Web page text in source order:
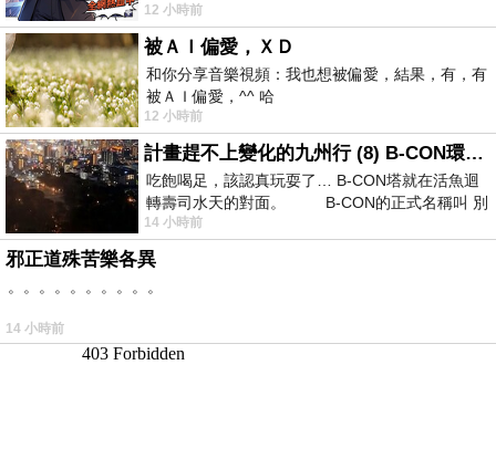
卡爾頓酒店的總統套房內，燈光昏
12 小時前
被ＡＩ偏愛，ＸＤ
和你分享音樂視頻：我也想被偏愛，結果，有，有
被ＡＩ偏愛，^^ 哈
12 小時前
計畫趕不上變化的九州行 (8) B-CON環球塔
吃飽喝足，該認真玩耍了… B-CON塔就在活魚迴
轉壽司水天的對面。 B-CON的正式名稱叫 別
14 小時前
邪正道殊苦樂各異
。。。。。。。。。。
14 小時前